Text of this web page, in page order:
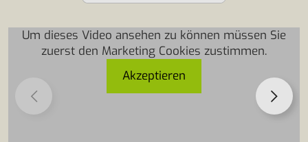
Um dieses Video ansehen zu können müssen Sie
zuerst den Marketing Cookies zustimmen.
Akzeptieren